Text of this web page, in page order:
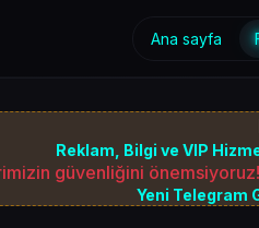
Ana sayfa
Reklam, Bilgi ve VIP
güvenliğini
Yeni Telegram